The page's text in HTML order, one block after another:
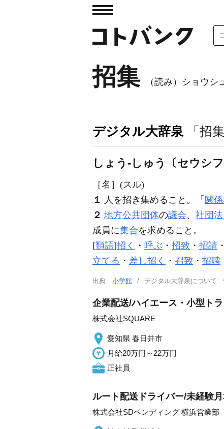
招集 （読み）ショウシ
デジタル大辞泉 「招
しょう‐しゅう〔セウシフ
［名］ (スル)
１ 人を招き集めること。「 関
２ 地方公共団体の議会、 社団法
成員に集合を求めること。
[類語]招く ・ 呼ぶ ・ 招致 ・ 招請 ・
立てる ・ 差し招く ・ 召致 ・ 招聘
出典 小学館 デジタル大辞泉について
企業配送/ハイエース・小型ト
株式会社SQUARE
愛知県 春日井市
月給20万円～22万円
正社員
ルート配送ドライバー/未経験
株式会社SDベンディング 横浜営業部